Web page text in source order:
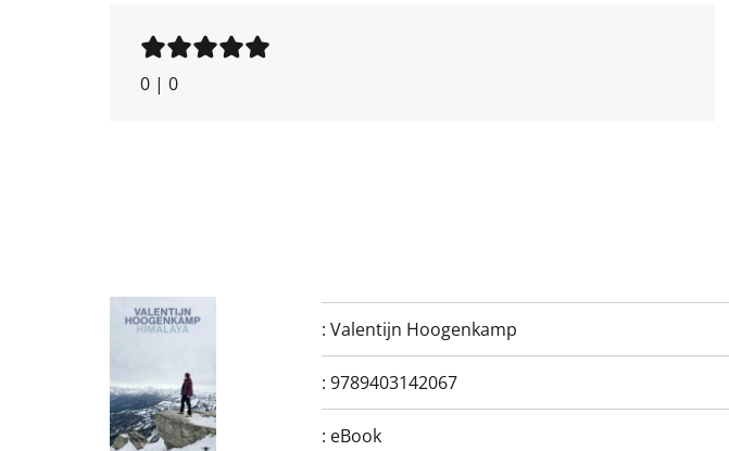
0 | 0
: Valentijn Hoogenkamp
: 9789403142067
: eBook